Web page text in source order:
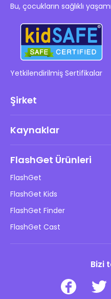
Bu, çocukların sağlıklı
Yetkilendirilmiş Sertifikalar
Şirket
DMCA Politikası
Gizlilik Politikası
Reklam Politikaları
Bilgilerimi Satma
Kaynaklar
Blog
Çocukların Çevrimiçi
İndir
FlashGet Ürünleri
FlashGet
FlashGet Kids
FlashGet Finder
FlashGet Cast
Bizi